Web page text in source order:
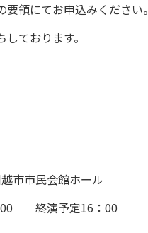
領にてお申込みください。
ております。
市市民会館ホール
終演予定16：00